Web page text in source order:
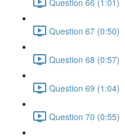
Question 67 (0:50)
Question 68 (0:57)
Question 69 (1:04)
Question 70 (0:55)